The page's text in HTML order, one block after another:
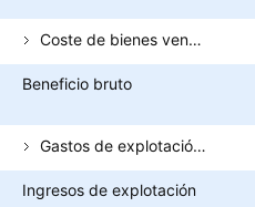
Coste de bienes vendidos
Beneficio bruto
Gastos de explotación (excluido el coste de los bienes vendidos)
Ingresos de explotación